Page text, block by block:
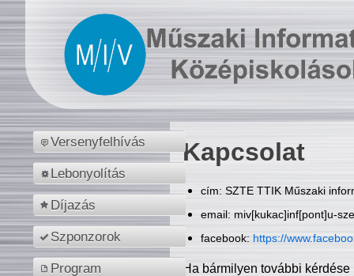
Versenyfelhívás
Lebonyolítás
Díjazás
Szponzorok
Program
Kapcsolat
cím: SZTE TTIK Műszaki
email: miv[kukac]inf[pont]u-
facebook: https://
Ha bármilyen további